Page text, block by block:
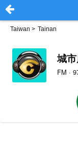
Taiwan > Tainan
城
FM ·